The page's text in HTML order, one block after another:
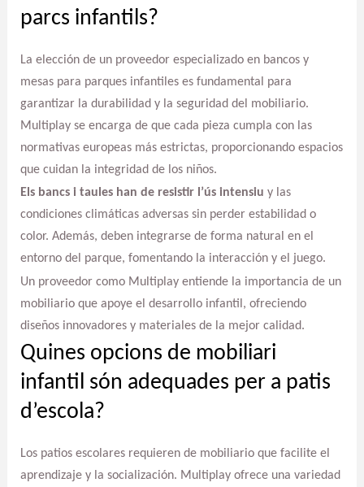
parcs infantils?
La elección de un proveedor especializado en bancos y
mesas para parques infantiles es fundamental para
garantizar la durabilidad y la seguridad del mobiliario.
Multiplay se encarga de que cada pieza cumpla con las
normativas europeas más estrictas, proporcionando espacios
que cuidan la integridad de los niños.
Els bancs i taules han de resistir l’ús intensiu y las
condiciones climáticas adversas sin perder estabilidad o
color. Además, deben integrarse de forma natural en el
entorno del parque, fomentando la interacción y el juego.
Un proveedor como Multiplay entiende la importancia de un
mobiliario que apoye el desarrollo infantil, ofreciendo
diseños innovadores y materiales de la mejor calidad.
Quines opcions de mobiliari
infantil són adequades per a patis
d’escola?
Los patios escolares requieren de mobiliario que facilite el
aprendizaje y la socialización. Multiplay ofrece una variedad